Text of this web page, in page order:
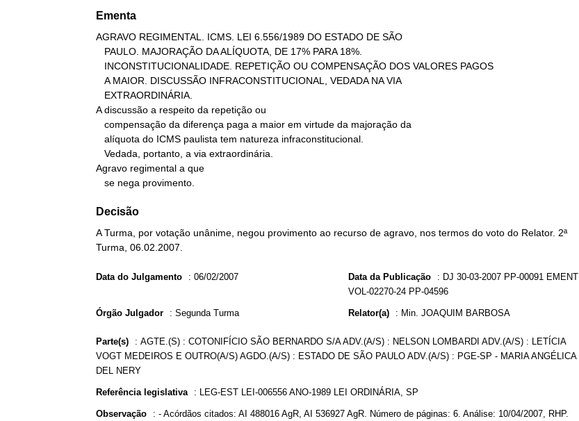
Ementa
AGRAVO REGIMENTAL. ICMS. LEI 6.556/1989 DO ESTADO DE SÃO
A discussão a respeito da repetição ou
Agravo regimental a que
   se nega provimento.
Decisão
A Turma, por votação unânime, negou provimento ao recurso de agravo, nos termos do voto do Relator. 2ª
Turma, 06.02.2007.
Data do Julgamento : 06/02/2007 Data da Publicação : DJ 30-03-2007 PP-00091 EMENT
VOL-02270-24 PP-04596
Órgão Julgador : Segunda Turma Relator(a) : Min. JOAQUIM BARBOSA
Parte(s) : AGTE.(S) : COTONIFÍCIO SÃO BERNARDO S/A ADV.(A/S) : NELSON LOMBARDI ADV.(A/S) : LETÍCIA
VOGT MEDEIROS E OUTRO(A/S) AGDO.(A/S) : ESTADO DE SÃO PAULO ADV.(A/S) : PGE-SP - MARIA ANGÉLICA
DEL NERY
Referência legislativa : LEG-EST LEI-006556 ANO-1989 LEI ORDINÁRIA, SP
Observação : - Acórdãos citados: AI 488016 AgR, AI 536927 AgR. Número de páginas: 6. Análise: 10/04/2007, RHP.